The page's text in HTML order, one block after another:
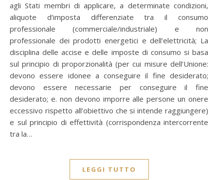
agli Stati membri di applicare, a determinate condizioni,
aliquote d’imposta differenziate tra il consumo
professionale (commerciale/industriale) e non
professionale dei prodotti energetici e dell’elettricità; La
disciplina delle accise e delle imposte di consumo si basa
sul principio di proporzionalità (per cui misure dell’Unione:
devono essere idonee a conseguire il fine desiderato;
devono essere necessarie per conseguire il fine
desiderato; e. non devono imporre alle persone un onere
eccessivo rispetto all’obiettivo che si intende raggiungere)
e sul principio di effettività (corrispondenza intercorrente
tra la…
LEGGI TUTTO